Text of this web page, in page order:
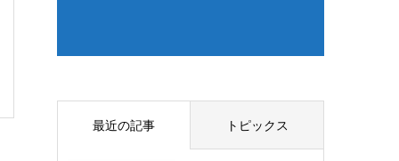
最近の記事 トピックス